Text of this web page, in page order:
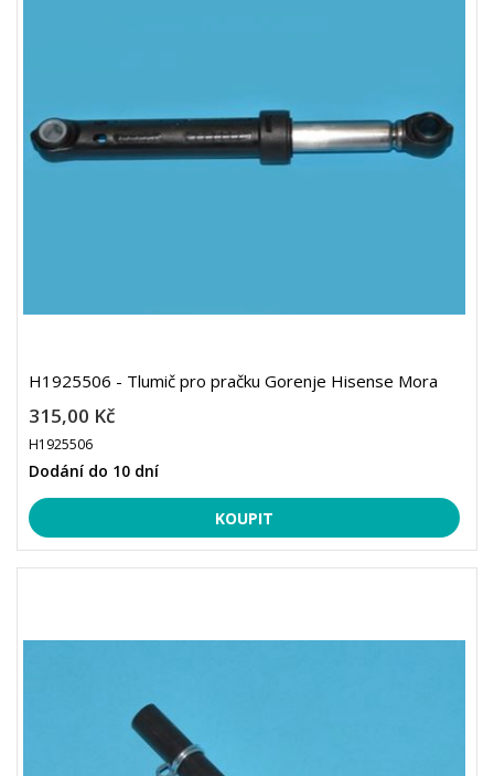
H1925506 - Tlumič pro pračku Gorenje Hisense Mora
315,00 Kč
H1925506
Dodání do 10 dní